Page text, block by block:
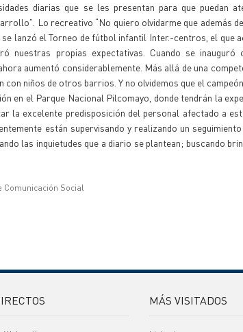
diarias que se les presentan para que puedan
Lo recreativo “No quiero olvidarme que además
lanzó el Torneo de fútbol infantil Inter.-centros, el que
nuestras propias expectativas. Cuando se
aumentó considerablemente. Más allá de una
niños de otros barrios. Y no olvidemos que el
en el Parque Nacional Pilcomayo, donde tendrán la
la excelente predisposición del personal afectado a
están supervisando y realizando un
las inquietudes que a diario se plantean; buscando
Comunicación Social
MÁS VISITADOS